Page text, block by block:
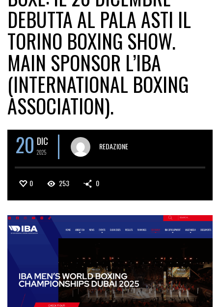
DEBUTTA AL PALA ASTI IL
TORINO BOXING SHOW.
MAIN SPONSOR L’IBA
(INTERNATIONAL BOXING
ASSOCIATION).
20 DIC
2025
REDAZIONE
0 253 0